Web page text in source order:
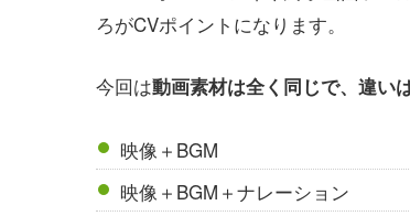
ろがCVポイントになります。
今回は動画素材は全く同じで、違い
映像＋BGM
映像＋BGM＋ナレーション